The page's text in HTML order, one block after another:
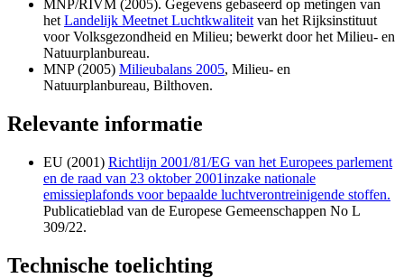
MNP/RIVM (2005). Gegevens gebaseerd op metingen van
het Landelijk Meetnet Luchtkwaliteit van het Rijksinstituut
voor Volksgezondheid en Milieu; bewerkt door het Milieu- en
Natuurplanbureau.
MNP (2005) Milieubalans 2005, Milieu- en
Natuurplanbureau, Bilthoven.
Relevante informatie
EU (2001) Richtlijn 2001/81/EG van het Europees parlement
en de raad van 23 oktober 2001inzake nationale
emissieplafonds voor bepaalde luchtverontreinigende stoffen.
Publicatieblad van de Europese Gemeenschappen No L
309/22.
Technische toelichting